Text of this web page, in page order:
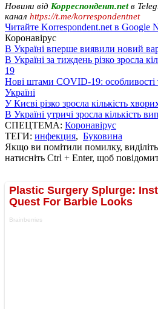
Новини від Корреспондент.netв
канал https://t.me/korrespondentnet
Читайте Korrespondent.net в Google
Коронавірус
В Україні вперше виявили новий
В Україні за тиждень різко зросла
19
Нові штами COVID-19: особливості
Україні
У Києві різко зросла кількість
В Україні утричі зросла кількість
СПЕЦТЕМА: Коронавірус
ТЕГИ: инфекция, Буковина
Якщо ви помітили помилку, виділіть
натисніть Ctrl + Enter, щоб